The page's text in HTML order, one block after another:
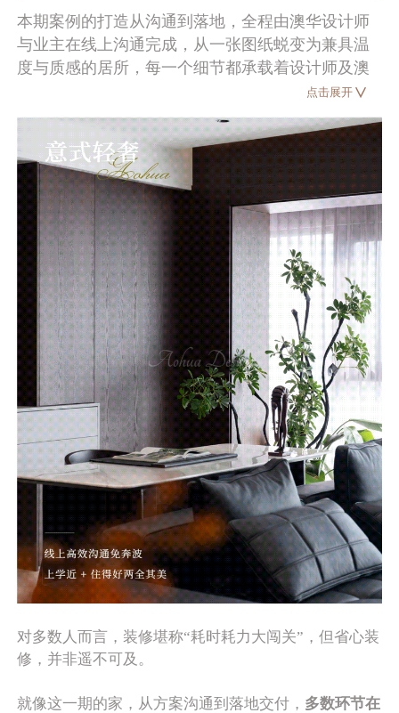
本期案例的打造从沟通到落地，全程由澳华设计师
与业主在线上沟通完成，从一张图纸蜕变为兼具温
度与质感的居所，每一个细节都承载着设计师及澳
点击展开
对多数人而言，装修堪称“耗时耗力大闯关”，但省心装
修，并非遥不可及。
就像这一期的家，从方案沟通到落地交付， 多数环节在